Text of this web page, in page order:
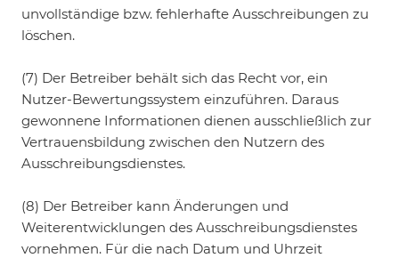
unvollständige bzw. fehlerhafte Ausschreibungen zu
löschen.
(7) Der Betreiber behält sich das Recht vor, ein
Nutzer-Bewertungssystem einzuführen. Daraus
gewonnene Informationen dienen ausschließlich zur
Vertrauensbildung zwischen den Nutzern des
Ausschreibungsdienstes.
(8) Der Betreiber kann Änderungen und
Weiterentwicklungen des Ausschreibungsdienstes
vornehmen. Für die nach Datum und Uhrzeit